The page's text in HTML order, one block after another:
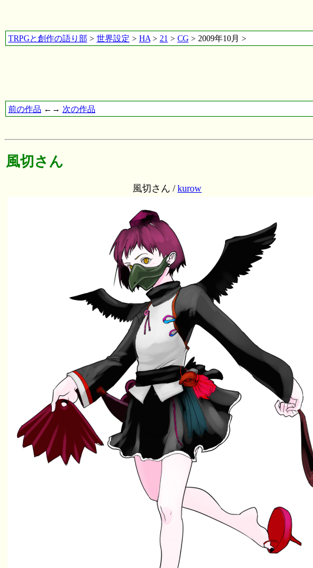
TRPGと創作の語り部> 世界設定 > HA> 21 > CG> 2009年10月 >
前の作品 ←→ 次の作品
風切さん
風切さん /kurow